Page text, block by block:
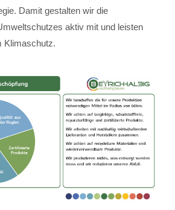
Damit gestalten wir die
aktiv mit und leisten
Klimaschutz.